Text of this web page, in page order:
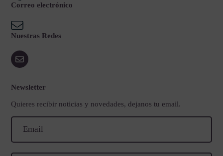
Correo electrónico
Nuestras Redes
Newsletter
Quieres recibir noticias y novedades, dejanos tu email.